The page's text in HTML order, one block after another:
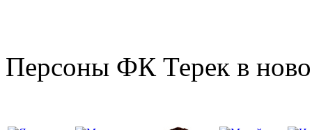
Персоны ФК Терек в